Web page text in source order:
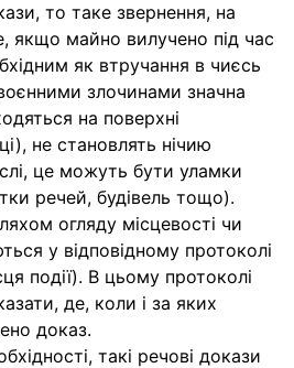
то таке звернення, на
якщо майно вилучено під час
як втручання в чиєсь
злочинами значна
на поверхні
не становлять нічию
це можуть бути уламки
речей, будівель тощо).
огляду місцевості чи
у відповідному протоколі
події). В цьому протоколі
де, коли і за яких
доказ.
такі речові докази